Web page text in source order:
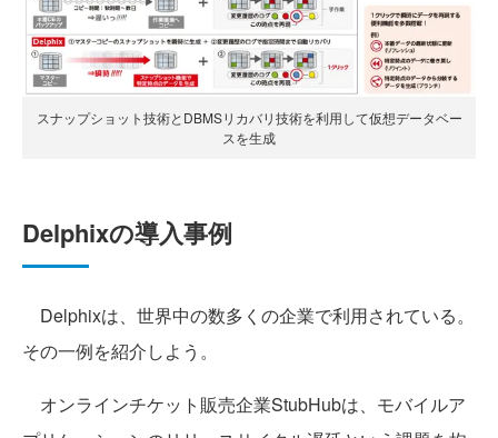
スナップショット技術とDBMSリカバリ技術を利用して仮想データベー
スを生成
Delphixの導入事例
Delphixは、世界中の数多くの企業で利用されている。
その一例を紹介しよう。
オンラインチケット販売企業StubHubは、モバイルア